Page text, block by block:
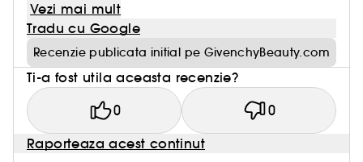
Vezi mai mult
Tradu cu Google
Recenzie publicata initial pe GivenchyBeauty.com
Ti-a fost utila aceasta recenzie?
0 0
Raporteaza acest continut